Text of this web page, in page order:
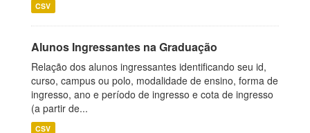
CSV
Alunos Ingressantes na Graduação
Relação dos alunos ingressantes identificando seu id,
curso, campus ou polo, modalidade de ensino, forma de
ingresso, ano e período de ingresso e cota de ingresso
(a partir de...
CSV